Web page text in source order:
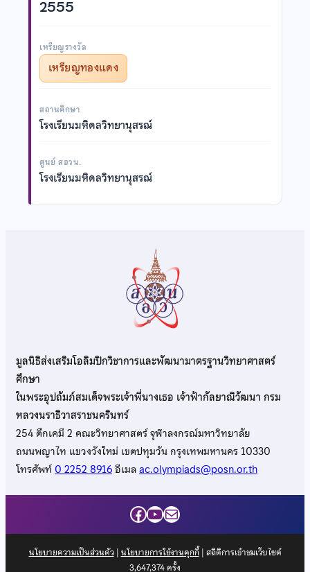
2555
เหรียญรางวัล
เหรียญทองแดง
สถานศึกษา
โรงเรียนมหิดลวิทยานุสรณ์
ศูนย์ สอวน.
โรงเรียนมหิดลวิทยานุสรณ์
มูลนิธิส่งเสริมโอลิมปิกวิชาการและพัฒนามาตรฐานวิทยาศาสตร์
ศึกษา
ในพระอุปถัมภ์สมเด็จพระเจ้าพี่นางเธอ เจ้าฟ้ากัลยาณิวัฒนา กรม
หลวงนราธิวาสราชนครินทร์
254 ตึกเคมี 2 คณะวิทยาศาสตร์ จุฬาลงกรณ์มหาวิทยาลัย
ถนนพญาไท แขวงวังใหม่ เขตปทุมวัน กรุงเทพมหานคร 10330
โทรศัพท์0 2252 8916อีเมลac.olympiads@posn.or.th
Facebook
YouTube
Mail
นโยบายความเป็นส่วนตัว| นโยบายการใช้งานคุกกี้| สถิติการเข้าชมเว็บไซต์
3,647,374ครั้ง